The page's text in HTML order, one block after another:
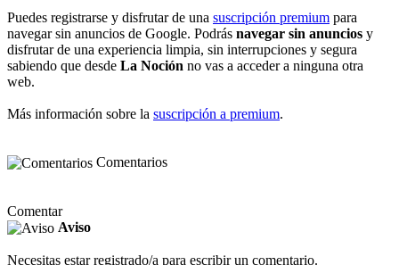
Puedes registrarse y disfrutar de una suscripción premium para
navegar sin anuncios de Google. Podrás navegar sin anuncios y
disfrutar de una experiencia limpia, sin interrupciones y segura
sabiendo que desde La Noción no vas a acceder a ninguna otra
web.
Más información sobre la suscripción a premium.
Comentarios
Comentar
Aviso
Necesitas estar registrado/a para escribir un comentario.